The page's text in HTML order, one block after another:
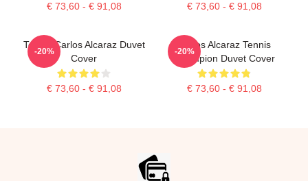
€ 73,60 - € 91,08 € 73,60 - € 91,08
Tennis Carlos Alcaraz Duvet
Cover
€ 73,60 - € 91,08
-20%
Carlos Alcaraz Tennis
Champion Duvet Cover
€ 73,60 - € 91,08
-20%